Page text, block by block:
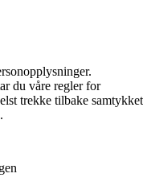
du våre regler for
trekke tilbake samtykket